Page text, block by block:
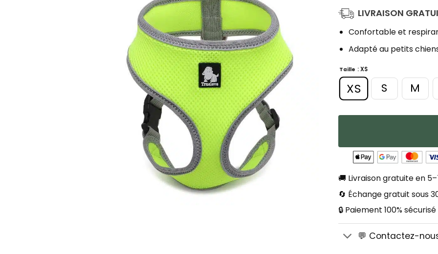
prix :
à
LIVRAISON
Confortable et
Adapté au petits
Taille : XS
XS S M
🚚 Livraison gratuite en
🔄 Échange gratuit sous
🔒 Paiement 100% sécurisé
💬 Contactez-